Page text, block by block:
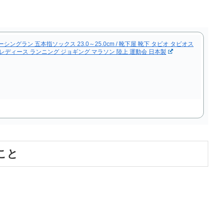
シングラン 五本指ソックス 23.0～25.0cm / 靴下屋 靴下 タビオ タビオス
ディース ランニング ジョギング マラソン 陸上 運動会 日本製
と